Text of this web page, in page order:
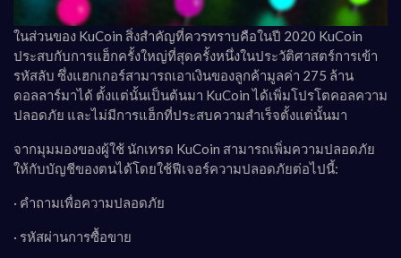
ในส่วนของ KuCoin สิ่งสำคัญที่ควรทราบคือในปี 2020 KuCoin
ประสบกับการแฮ็กครั้งใหญ่ที่สุดครั้งหนึ่งในประวัติศาสตร์การเข้า
รหัสลับ ซึ่งแฮกเกอร์สามารถเอาเงินของลูกค้ามูลค่า 275 ล้าน
ดอลลาร์มาได้ ตั้งแต่นั้นเป็นต้นมา KuCoin ได้เพิ่มโปรโตคอลความ
ปลอดภัย และไม่มีการแฮ็กที่ประสบความสำเร็จตั้งแต่นั้นมา
จากมุมมองของผู้ใช้ นักเทรด KuCoin สามารถเพิ่มความปลอดภัย
ให้กับบัญชีของตนได้โดยใช้ฟีเจอร์ความปลอดภัยต่อไปนี้:
· คำถามเพื่อความปลอดภัย
· รหัสผ่านการซื้อขาย